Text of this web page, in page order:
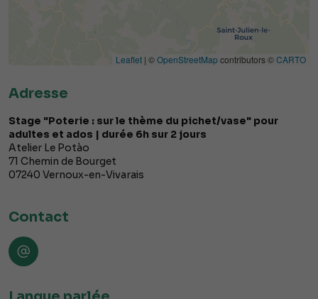
Leaflet | ©OpenStreetMap contributors ©CARTO
Adresse
Stage "Poterie : sur le thème du pichet/vase" pour
adultes et ados | durée 6h sur 2 jours
Atelier Le Potào
71 Chemin de Bourget
07240 Vernoux-en-Vivarais
Contact